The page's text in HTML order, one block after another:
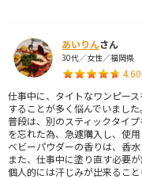
あいりんさん
30代／女性／福岡県
4.60
仕事中に、タイトなワンピー
することが多く悩んでいました。
普段は、別のスティックタイ
を忘れた為、急遽購入し、使用
ベビーパウダーの香りは、香
また、仕事中に塗り直す必要
個人的には汗じみが出来ること